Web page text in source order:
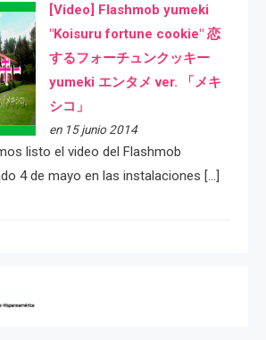
[Video] Flashmob yumeki
"Koisuru fortune cookie" 恋
するフォーチュンクッキー
yumeki エンタメ ver. 「メキ
シコ」
en 15 junio 2014
listo el video del Flashmob
4 de mayo en las instalaciones […]